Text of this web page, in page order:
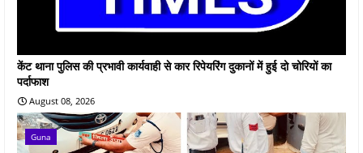
केंट थाना पुलिस की प्रभावी कार्यवाही से कार रिपेयरिंग दुकानों में हुई दो चोरियों का
पर्दाफाश
August 08, 2026
Guna